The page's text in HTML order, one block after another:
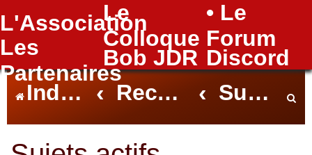
L'Association
Le
Colloque
• Le
Forum
Les
Partenaires
Bob JDR Discord
FAQ
Index du forum Rechercher Sujets actifs